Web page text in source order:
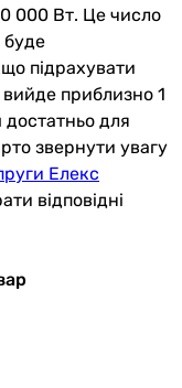
000 Вт. Це число
буде
підрахувати
приблизно 1
достатньо для
звернути увагу
Елекс
відповідні